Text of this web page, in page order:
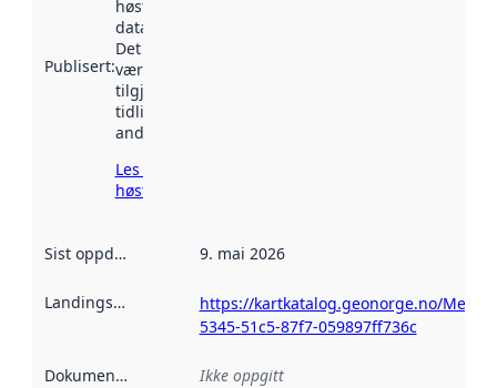
Publisert:
høstet av
data.norge.no.
Det kan ha
vært
tilgjengelig
tidligere
andre steder.
Les mer om
høsting her
Sist oppdatert 9. mai 2026
Landingsside
https://kartkatalog.geonorge.no/
5345-51c5-87f7-059897ff736c
Dokumentasjon Ikke oppgitt